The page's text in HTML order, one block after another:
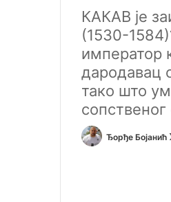
КАКАВ је
(1530-
император
дародавац
тако што
сопственог
Ђорђе Бојанић